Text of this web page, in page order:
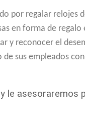
por regalar relojes
en forma de regalo
y reconocer el
sus empleados
le asesoraremos